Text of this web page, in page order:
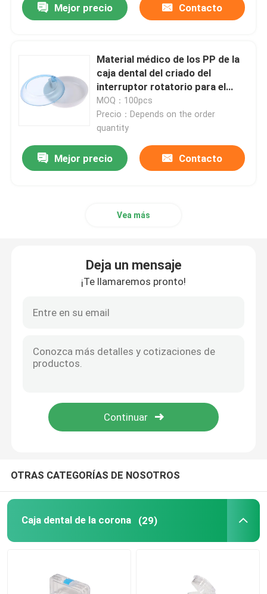
Alineador dental Chewies
Removedor ortodóntico del alineador
Órganos articuladores dentales del laboratorio
Equipo ortodóntico del cuidado
abrelatas de boca dental
Escobilla de la dentadura
Cera dental ortodóntica
Mejor precio Contacto
Material médico de los PP de la
caja dental del criado del
interruptor rotatorio para el
almacenamiento del apoyo
MOQ：100pcs
Precio：Depends on the order
quantity
Mejor precio Contacto
Vea más
Deja un mensaje
¡Te llamaremos pronto!
OTRAS CATEGORÍAS DE NOSOTROS
Caja dental de la corona (29)